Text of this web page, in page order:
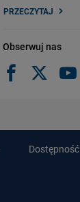
PRZECZYTAJ
Obserwuj nas
Dostępność